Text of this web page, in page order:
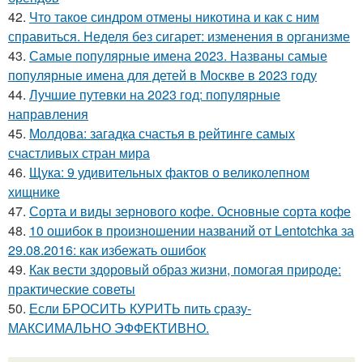
42. Что такое синдром отмены никотина и как с ним
справиться. Неделя без сигарет: изменения в организме
43. Самые популярные имена 2023. Названы самые
популярные имена для детей в Москве в 2023 году
44. Лучшие путевки на 2023 год: популярные
направления
45. Молдова: загадка счастья в рейтинге самых
счастливых стран мира
46. Щука: 9 удивительных фактов о великолепном
хищнике
47. Сорта и виды зернового кофе. Основные сорта кофе
48. 10 ошибок в произношении названий от Lentotchka за
29.08.2016: как избежать ошибок
49. Как вести здоровый образ жизни, помогая природе:
практические советы
50. Если БРОСИТЬ КУРИТЬ пить сразу-
МАКСИМАЛЬНО ЭФФЕКТИВНО.